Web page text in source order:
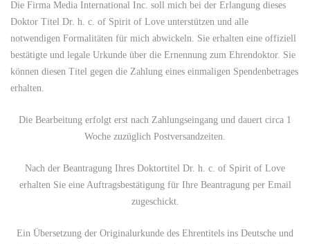
Die Firma Media International Inc. soll mich bei der Erlangung dieses
Doktor Titel Dr. h. c. of Spirit of Love unterstützen und alle
notwendigen Formalitäten für mich abwickeln. Sie erhalten eine offiziell
bestätigte und legale Urkunde über die Ernennung zum Ehrendoktor. Sie
können diesen Titel gegen die Zahlung eines einmaligen Spendenbetrages
erhalten.
Die Bearbeitung erfolgt erst nach Zahlungseingang und dauert circa 1
Woche zuzüglich Postversandzeiten.
Nach der Beantragung Ihres Doktortitel Dr. h. c. of Spirit of Love
erhalten Sie eine Auftragsbestätigung für Ihre Beantragung per Email
zugeschickt.
Ein Übersetzung der Originalurkunde des Ehrentitels ins Deutsche und